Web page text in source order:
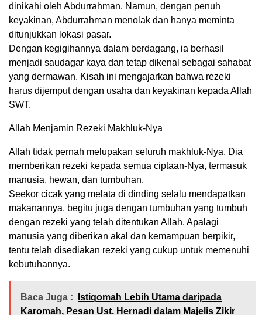
dinikahi oleh Abdurrahman. Namun, dengan penuh
keyakinan, Abdurrahman menolak dan hanya meminta
ditunjukkan lokasi pasar.
Dengan kegigihannya dalam berdagang, ia berhasil
menjadi saudagar kaya dan tetap dikenal sebagai sahabat
yang dermawan. Kisah ini mengajarkan bahwa rezeki
harus dijemput dengan usaha dan keyakinan kepada Allah
SWT.
Allah Menjamin Rezeki Makhluk-Nya
Allah tidak pernah melupakan seluruh makhluk-Nya. Dia
memberikan rezeki kepada semua ciptaan-Nya, termasuk
manusia, hewan, dan tumbuhan.
Seekor cicak yang melata di dinding selalu mendapatkan
makanannya, begitu juga dengan tumbuhan yang tumbuh
dengan rezeki yang telah ditentukan Allah. Apalagi
manusia yang diberikan akal dan kemampuan berpikir,
tentu telah disediakan rezeki yang cukup untuk memenuhi
kebutuhannya.
Baca Juga :
Istiqomah Lebih Utama daripada
Karomah, Pesan Ust. Hernadi dalam Majelis Zikir